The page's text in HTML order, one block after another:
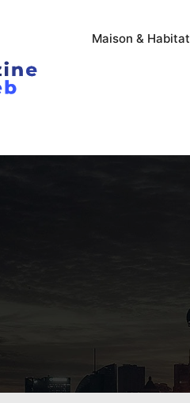
Maison & Habitat